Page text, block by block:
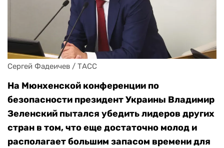
Сергей Фадеичев / ТАСС
На Мюнхенской конференции по
безопасности президент Украины Владимир
Зеленский пытался убедить лидеров других
стран в том, что еще достаточно молод и
располагает большим запасом времени для